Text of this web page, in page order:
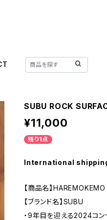
SUBU ROCK
¥11,000
残り1点
International
【商品名】
【ブランド名】SUBU
・9年目を迎える2024コン